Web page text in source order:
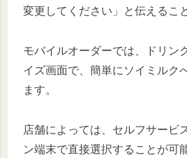
変更してください」と伝えるこ
モバイルオーダーでは、ドリン
イズ画面で、簡単にソイミルク
ます。
店舗によっては、セルフサービ
ン端末で直接選択することが可